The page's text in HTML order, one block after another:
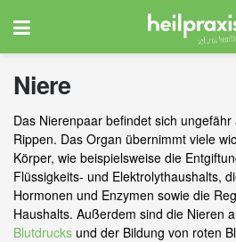
Niere
Das Nierenpaar befindet sich
Rippen. Das Organ übernimmt viele
Körper, wie beispielsweise die
Flüssigkeits- und Elektrolythaushalts,
Hormonen und Enzymen sowie die
Haushalts. Außerdem sind die Nieren
Blutdrucks und der Bildung von roten